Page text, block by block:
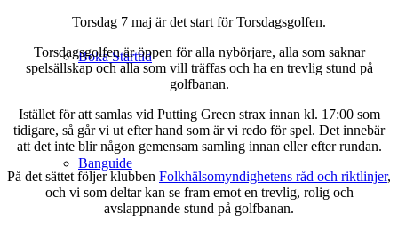
Boka Starttid
Banguide
Torsdag 7 maj är det start för Torsdagsgolfen.
Torsdagsgolfen är öppen för alla nybörjare, alla som saknar
spelsällskap och alla som vill träffas och ha en trevlig stund på
golfbanan.
Istället för att samlas vid Putting Green strax innan kl. 17:00 som
tidigare, så går vi ut efter hand som är vi redo för spel. Det innebär
att det inte blir någon gemensam samling innan eller efter rundan.
På det sättet följer klubben Folkhälsomyndighetens råd och riktlinjer,
och vi som deltar kan se fram emot en trevlig, rolig och
avslappnande stund på golfbanan.